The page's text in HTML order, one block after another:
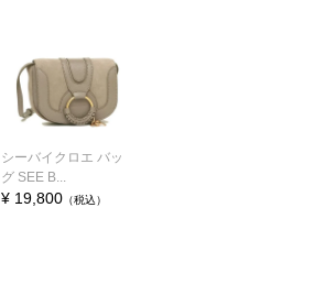
シーバイクロエ バッ
グ SEE B...
¥ 19,800 （税込）